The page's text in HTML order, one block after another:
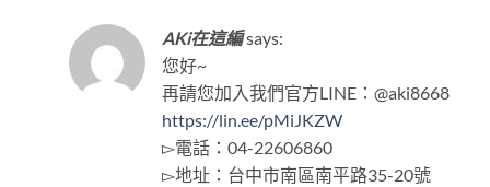
AKi在這編says:
您好~
再請您加入我們官方LINE：@aki8668
https://lin.ee/pMiJKZW
▻電話：04-22606860
▻地址：台中市南區南平路35-20號